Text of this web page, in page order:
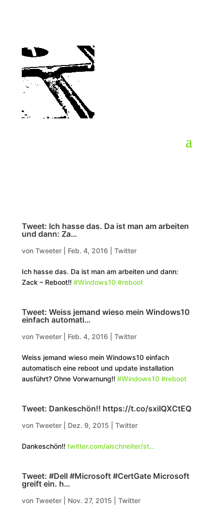
Tweet: Ich hasse das. Da ist man am arbeiten
und dann: Za…
von Tweeter| Feb. 4, 2016 Twitter
Ich hasse das. Da ist man am arbeiten und dann:
Zack – Reboot!! #Windows10 #reboot
Tweet: Weiss jemand wieso mein Windows10
einfach automati…
von Tweeter| Feb. 4, 2016 Twitter
Weiss jemand wieso mein Windows10 einfach
automatisch eine reboot und update installation
ausführt? Ohne Vorwarnung!! #Windows10 #reboot
Tweet: Dankeschön!! https://t.co/sxiIQXCtEQ
von Tweeter| Dez. 9, 2015 Twitter
Dankeschön!! twitter.com/alschneiter/st…
Tweet: #Dell #Microsoft #CertGate Microsoft
greift ein. h…
von Tweeter| Nov. 27, 2015 Twitter